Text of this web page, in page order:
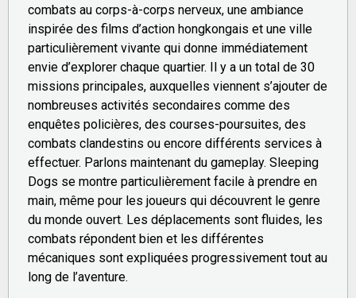
combats au corps-à-corps nerveux, une ambiance
inspirée des films d’action hongkongais et une ville
particulièrement vivante qui donne immédiatement
envie d’explorer chaque quartier. Il y a un total de 30
missions principales, auxquelles viennent s’ajouter de
nombreuses activités secondaires comme des
enquêtes policières, des courses-poursuites, des
combats clandestins ou encore différents services à
effectuer. Parlons maintenant du gameplay. Sleeping
Dogs se montre particulièrement facile à prendre en
main, même pour les joueurs qui découvrent le genre
du monde ouvert. Les déplacements sont fluides, les
combats répondent bien et les différentes
mécaniques sont expliquées progressivement tout au
long de l’aventure.